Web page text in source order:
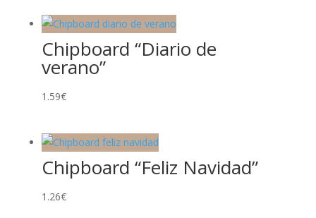
Chipboard “Diario de
verano”
1.59€
Chipboard “Feliz Navidad”
1.26€